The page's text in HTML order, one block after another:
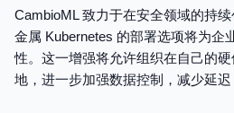
CambioML 致力于在安全领域的持
金属 Kubernetes 的部署选项将为企
性。这一增强将允许组织在自己的
地，进一步加强数据控制，减少延迟